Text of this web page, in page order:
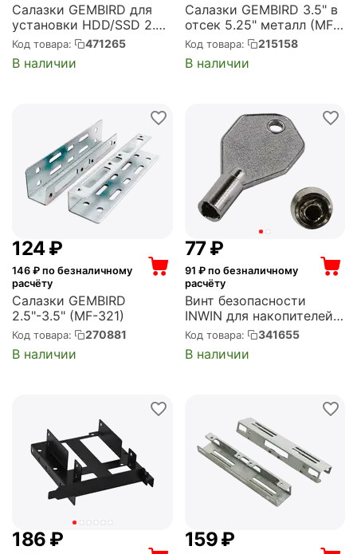
Салазки GEMBIRD для
установки HDD/SSD 2.5''
в отсек 3.5" , металл,
пакет (MF-22535M)
Код товара: 471265
В наличии
Салазки GEMBIRD 3.5" в
отсек 5.25" металл (MF-
543)
Код товара: 215158
В наличии
‍124‍₽
146 ₽ по безналичному
расчёту
Салазки GEMBIRD
2.5"-3.5" (MF-321)
Код товара: 270881
В наличии
‍77‍₽
91 ₽ по безналичному
расчёту
Винт безопасности
INWIN для накопителей
Security screw for HDD
with key (SET: key*1pcs +
screw*1pcs) (6132335)
Код товара: 341655
В наличии
‍186‍ ₽ ‍159‍₽